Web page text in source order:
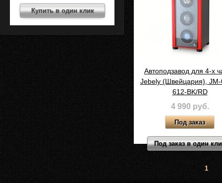
Купить в один клик
Автоподзавод для 4-х
Jebely (Швейцария),
612-BK/RD
4 990 руб.
Под заказ в один
1